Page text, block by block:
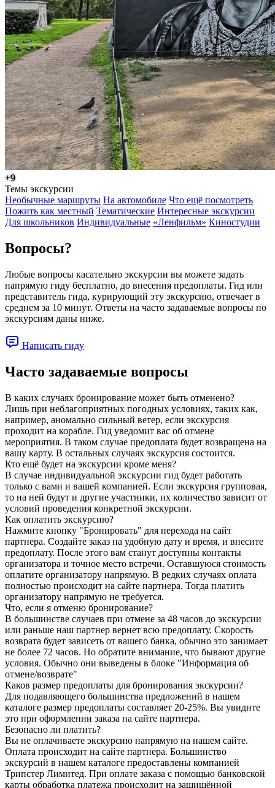
+9
Темы экскурсии
Необычные маршруты На автомобиле Что ещё посмотреть
Пожить как местный Тематические Интересные экскурсии
Для школьников Индивидуальные «Ленфильм» Киностудии
Вопросы?
Любые вопросы касательно экскурсии вы можете задать
напрямую гиду бесплатно, до внесения предоплаты. Гид или
представитель гида, курирующий эту экскурсию, отвечает в
среднем за 10 минут. Ответы на часто задаваемые вопросы по
экскурсиям даны ниже.
Написать гиду
Часто задаваемые вопросы
В каких случаях бронирование может быть отменено?
Лишь при неблагоприятных погодных условиях, таких как,
например, аномально сильный ветер, если экскурсия
проходит на корабле. Гид уведомит вас об отмене
мероприятия. В таком случае предоплата будет возвращена на
вашу карту. В остальных случаях экскурсия состоится.
Кто ещё будет на экскурсии кроме меня?
В случае индивидуальной экскурсии гид будет работать
только с вами и вашей компанией. Если экскурсия групповая,
то на ней будут и другие участники, их количество зависит от
условий проведения конкретной экскурсии.
Как оплатить экскурсию?
Нажмите кнопку "Бронировать" для перехода на сайт
партнера. Создайте заказ на удобную дату и время, и внесите
предоплату. После этого вам станут доступны контакты
организатора и точное место встречи. Оставшуюся стоимость
оплатите организатору напрямую. В редких случаях оплата
полностью происходит на сайте партнера. Тогда платить
организатору напрямую не требуется.
Что, если я отменю бронирование?
В большинстве случаев при отмене за 48 часов до экскурсии
или раньше наш партнер вернет всю предоплату. Скорость
возврата будет зависеть от вашего банка, обычно это занимает
не более 72 часов. Но обратите внимание, что бывают другие
условия. Обычно они выведены в блоке "Информация об
отмене/возврате"
Каков размер предоплаты для бронирования экскурсии?
Для подавляющего большинства предложений в нашем
каталоге размер предоплаты составляет 20-25%. Вы увидите
это при оформлении заказа на сайте партнера.
Безопасно ли платить?
Вы не оплачиваете экскурсию напрямую на нашем сайте.
Оплата происходит на сайте партнера. Большинство
экскурсий в нашем каталоге предоставлены компанией
Трипстер Лимитед. При оплате заказа с помощью банковской
карты обработка платежа происходит на защищённой